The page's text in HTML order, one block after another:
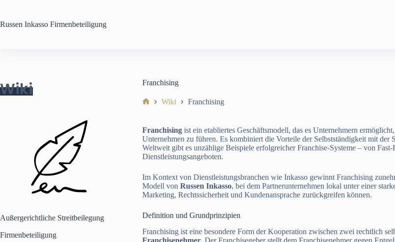
springen
Russen Inkasso Firmenbeteiligung
Franchising
Wiki Franchising
Franchising ist ein etabliertes Geschäftsmodell, das es Unternehmern
Unternehmen zu führen. Es kombiniert die Vorteile der Selbstständigkeit mit der
Weltweit gibt es unzählige Beispiele erfolgreicher Franchise-Systeme – von
Dienstleistungsangeboten.
Im Kontext von Dienstleistungsbranchen wie Inkasso gewinnt Franchising
Modell vonRussen Inkasso, bei dem Partnerunternehmen lokal unter einer
Marketing, Rechtssicherheit und Kundenansprache zurückgreifen können.
Definition und Grundprinzipien
Franchising ist eine besondere Form der Kooperation zwischen zwei rechtlich
Wiki
Außergerichtliche Streitbeilegung
Firmenbeteiligung